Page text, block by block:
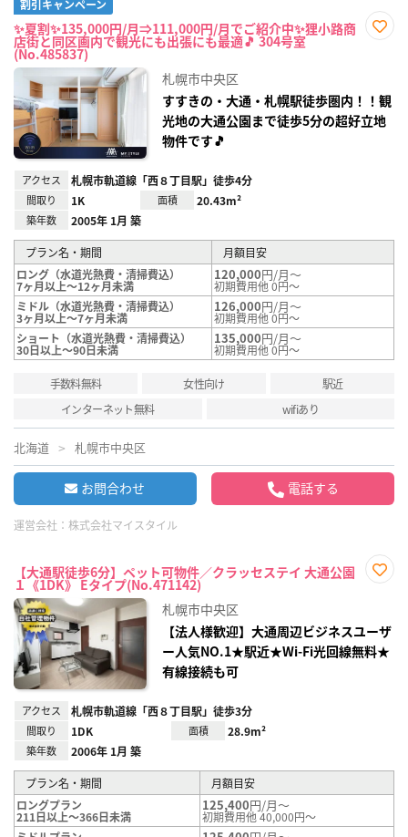
割引キャンペーン
✨夏割✨135,000円/月⇒111,000円/月でご紹介中✨狸小路商
店街と同区画内で観光にも出張にも最適🎵 304号室
(No.485837)
札幌市中央区
すすきの・大通・札幌駅徒歩圏内！！観
光地の大通公園まで徒歩5分の超好立地
物件です🎵
アクセス 札幌市軌道線「西８丁目駅」徒歩4分
間取り 1K 面積 20.43m²
築年数 2005年 1月 築
プラン名・期間
月額目安
ロング（水道光熱費・清掃費込）
7ヶ月以上～12ヶ月未満
120,000円/月～
初期費用他 0円～
ミドル（水道光熱費・清掃費込）
3ヶ月以上～7ヶ月未満
126,000円/月～
初期費用他 0円～
ショート（水道光熱費・清掃費込）
30日以上～90日未満
135,000円/月～
初期費用他 0円～
手数料無料 女性向け
駅近
インターネット無料
wifiあり
北海道 札幌市中央区
お問合わせ 電話する
運営会社： 株式会社マイスタイル
【大通駅徒歩6分】ペット可物件／クラッセステイ 大通公園
１《1DK》 Eタイプ(No.471142)
録
札幌市中央区
【法人様歓迎】大通周辺ビジネスユーザ
ー人気NO.1★駅近★Wi-Fi光回線無料★
有線接続も可
アクセス 札幌市軌道線「西８丁目駅」徒歩3分
間取り 1DK 面積 28.9m²
築年数 2006年 1月 築
プラン名・期間
月額目安
ロングプラン
211日以上～366日未満
125,400円/月～
初期費用他 40,000円～